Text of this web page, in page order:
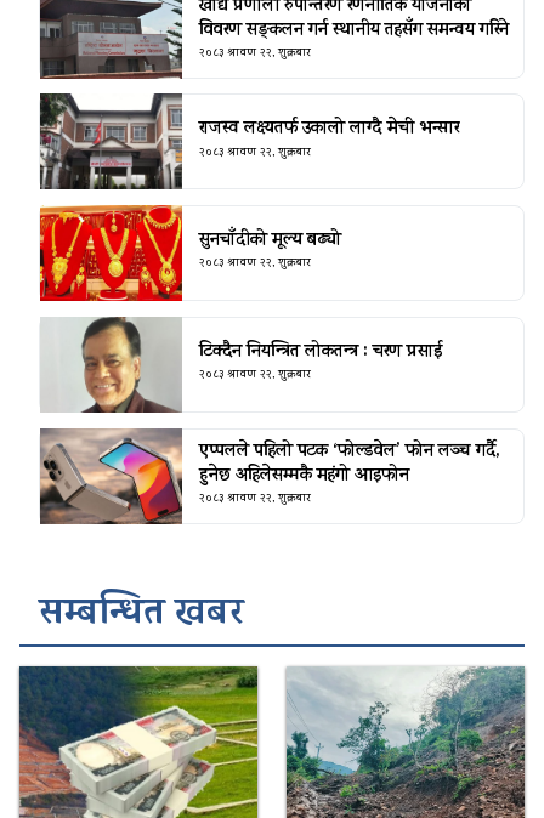
खाद्य प्रणाली रुपान्तरण रणनीतिक योजनाको
विवरण सङ्कलन गर्न स्थानीय तहसँग समन्वय गरिने
२०८३ श्रावण २२, शुक्रबार
राजस्व लक्ष्यतर्फ उकालो लाग्दै मेची भन्सार
२०८३ श्रावण २२, शुक्रबार
सुनचाँदीको मूल्य बढ्यो
२०८३ श्रावण २२, शुक्रबार
टिक्दैन नियन्त्रित लोकतन्त्र : चरण प्रसाई
२०८३ श्रावण २२, शुक्रबार
एप्पलले पहिलो पटक ‘फोल्डवेल’ फोन लञ्च गर्दै,
हुनेछ अहिलेसम्मकै महंगो आइफोन
२०८३ श्रावण २२, शुक्रबार
सम्बन्धित खबर